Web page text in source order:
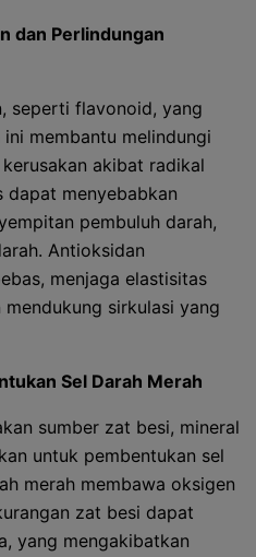
dan Perlindungan
seperti flavonoid, yang
membantu melindungi
akibat radikal
dapat menyebabkan
pembuluh darah,
Antioksidan
menjaga elastisitas
sirkulasi yang
Sel Darah Merah
sumber zat besi, mineral
untuk pembentukan sel
merah membawa oksigen
zat besi dapat
yang mengakibatkan